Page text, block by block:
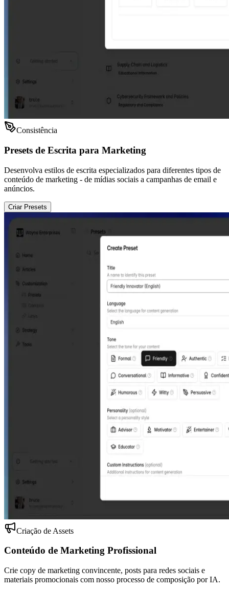
Consistência
Presets de Escrita para Marketing
Desenvolva estilos de escrita especializados para diferentes tipos de
conteúdo de marketing - de mídias sociais a campanhas de email e
anúncios.
Criar Presets
Criação de Assets
Conteúdo de Marketing Profissional
Crie copy de marketing convincente, posts para redes sociais e
materiais promocionais com nosso processo de composição por IA.